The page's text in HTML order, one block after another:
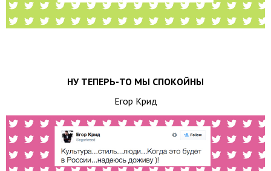
НУ ТЕПЕРЬ-ТО МЫ СПОКОЙНЫ
Егор Крид